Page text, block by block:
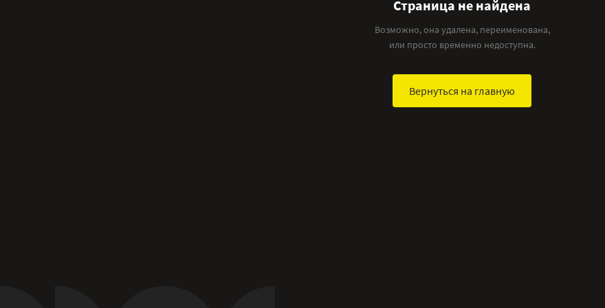
Страница не найдена
Возможно, она удалена, переименована,
или просто временно недоступна.
Вернуться на главную